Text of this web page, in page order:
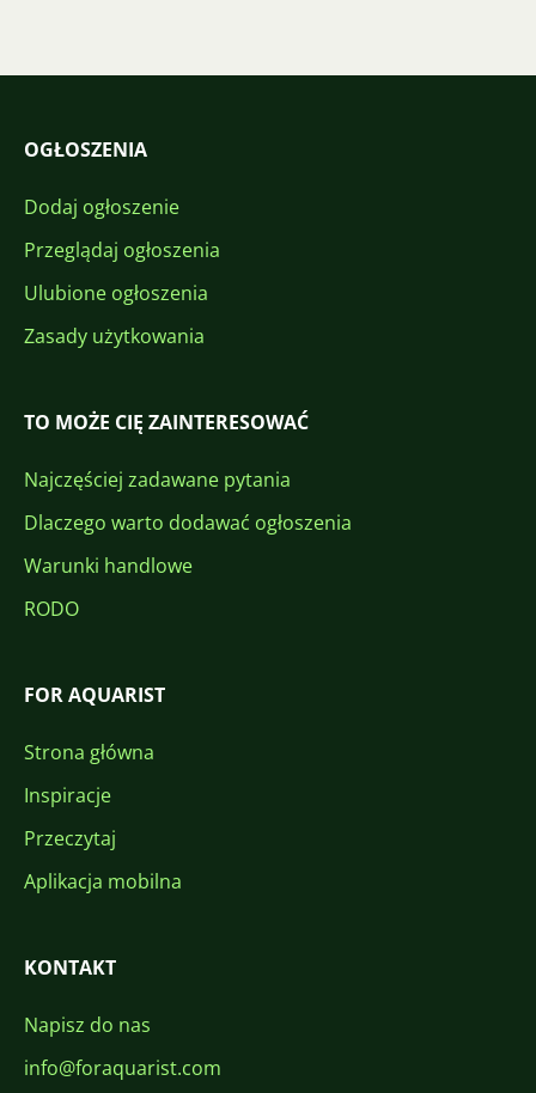
OGŁOSZENIA
Dodaj ogłoszenie
Przeglądaj ogłoszenia
Ulubione ogłoszenia
Zasady użytkowania
TO MOŻE CIĘ ZAINTERESOWAĆ
Najczęściej zadawane pytania
Dlaczego warto dodawać ogłoszenia
Warunki handlowe
RODO
FOR AQUARIST
Strona główna
Inspiracje
Przeczytaj
Aplikacja mobilna
KONTAKT
Napisz do nas
info@foraquarist.com